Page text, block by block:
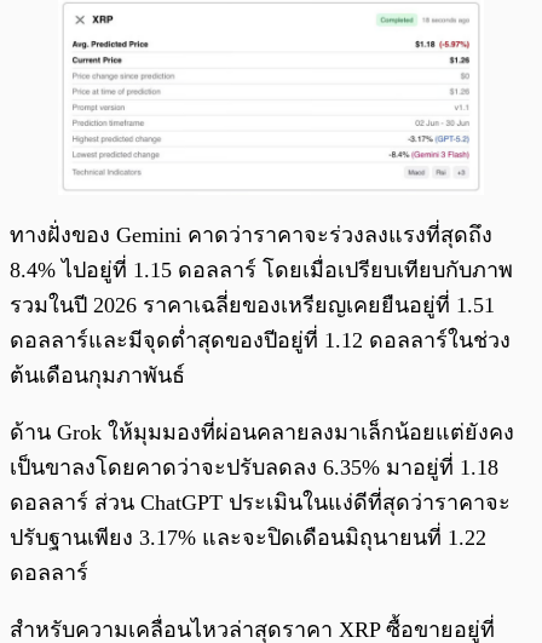
ทางฝั่งของ Gemini คาดว่าราคาจะร่วงลงแรงที่สุดถึง
8.4% ไปอยู่ที่ 1.15 ดอลลาร์ โดยเมื่อเปรียบเทียบกับภาพ
รวมในปี 2026 ราคาเฉลี่ยของเหรียญเคยยืนอยู่ที่ 1.51
ดอลลาร์และมีจุดต่ำสุดของปีอยู่ที่ 1.12 ดอลลาร์ในช่วง
ต้นเดือนกุมภาพันธ์
ด้าน Grok ให้มุมมองที่ผ่อนคลายลงมาเล็กน้อยแต่ยังคง
เป็นขาลงโดยคาดว่าจะปรับลดลง 6.35% มาอยู่ที่ 1.18
ดอลลาร์ ส่วน ChatGPT ประเมินในแง่ดีที่สุดว่าราคาจะ
ปรับฐานเพียง 3.17% และจะปิดเดือนมิถุนายนที่ 1.22
ดอลลาร์
สำหรับความเคลื่อนไหวล่าสุดราคา XRP ซื้อขายอยู่ที่